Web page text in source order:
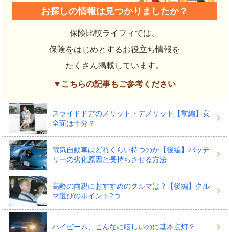
お探しの情報は見つかりましたか？
保険比較ライフィでは、
保険をはじめとするお役立ち情報を
たくさん掲載しています。
▼こちらの記事もご参考ください
スライドドアのメリット・デメリット【前編】安
全面は十分？
電気自動車はどれくらい持つのか【後編】バッテ
リーの劣化原因と長持ちさせる方法
高齢の両親におすすめのクルマは？【後編】クル
マ選びのポイント2つ
ハイビーム、こんなに眩しいのに基本点灯？